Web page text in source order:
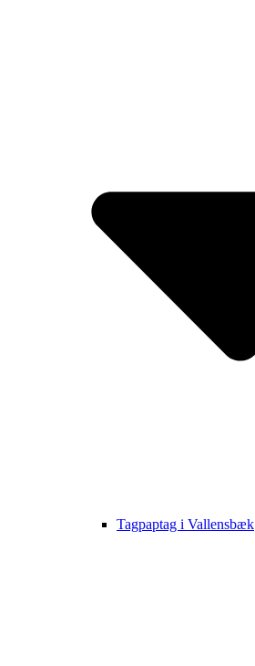
Tagpaptag i Vallensbæk